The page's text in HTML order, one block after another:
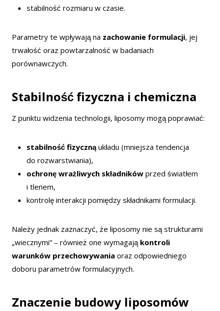
stabilność rozmiaru w czasie.
Parametry te wpływają na zachowanie formulacji, jej
trwałość oraz powtarzalność w badaniach
porównawczych.
Stabilność fizyczna i chemiczna
Z punktu widzenia technologii, liposomy mogą poprawiać:
stabilność fizycznąukładu (mniejsza tendencja
do rozwarstwiania),
ochronę wrażliwych składników przed światłem
i tlenem,
kontrolę interakcji pomiędzy składnikami formulacji.
Należy jednak zaznaczyć, że liposomy nie są strukturami
„wiecznymi” – również one wymagają kontroli
warunków przechowywania oraz odpowiedniego
doboru parametrów formulacyjnych.
Znaczenie budowy liposomów